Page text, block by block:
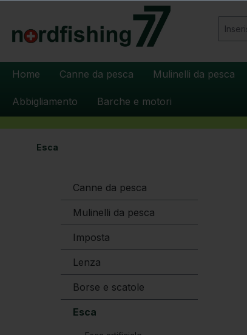
Passa alla navigazione principale
Home Canne da pesca Mulinelli da pesca
Abbigliamento Barche e motori
Esca
Canne da pesca
Mulinelli da pesca
Imposta
Lenza
Borse e scatole
Esca